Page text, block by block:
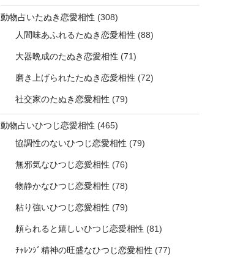
動物占いたぬき恋愛相性 (308)
人間味あふれるたぬき恋愛相性 (88)
大器晩成のたぬき恋愛相性 (71)
磨き上げられたたぬき恋愛相性 (72)
社交家のたぬき恋愛相性 (79)
動物占いひつじ恋愛相性 (465)
協調性のないひつじ恋愛相性 (79)
無邪気なひつじ恋愛相性 (76)
物静かなひつじ恋愛相性 (78)
粘り強いひつじ恋愛相性 (79)
頼られると嬉しいひつじ恋愛相性 (81)
ﾁｬﾚﾝｼﾞ精神の旺盛なひつじ恋愛相性 (77)